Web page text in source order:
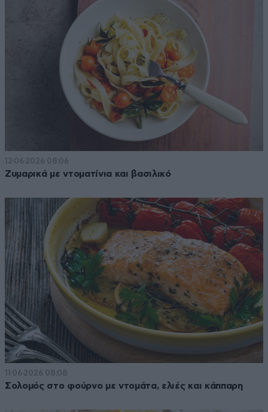
12·06·2026 08:06
Ζυμαρικά με ντοματίνια και βασιλικό
11·06·2026 08:08
Σολομός στο φούρνο με ντομάτα, ελιές και κάππαρη